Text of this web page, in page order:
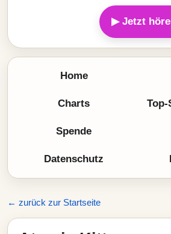
▶ Jetzt
Home
Charts Top-
Spende
Datenschutz
← zurück zur Startseite